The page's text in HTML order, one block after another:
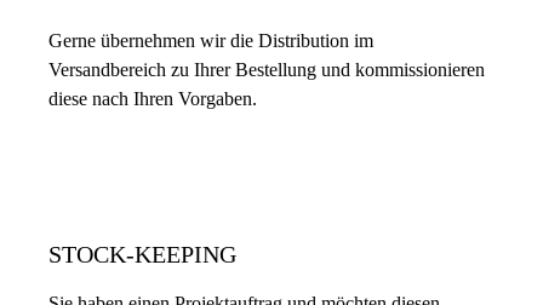
Gerne übernehmen wir die Distribution im
Versandbereich zu Ihrer Bestellung und kommissionieren
diese nach Ihren Vorgaben.
STOCK-KEEPING